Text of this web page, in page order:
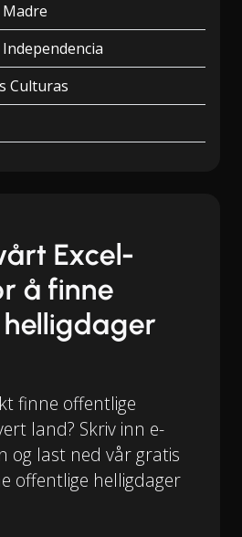
Madre
Culturas
Excel-
å finne
finne offentlige
land? Skriv inn e-
og last ned vår gratis
offentlige helligdager